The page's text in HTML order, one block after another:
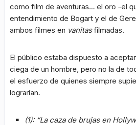
como film de aventuras… el oro -el
entendimiento de Bogart y el de
ambos filmes en vanitasfilmadas.
El público estaba dispuesto a
ciega de un hombre, pero no la de
el esfuerzo de quienes siempre
lograrían.
(1): “La caza de brujas en